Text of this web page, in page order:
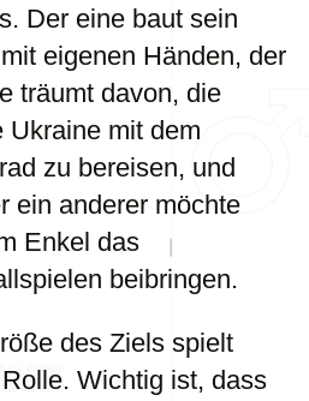
Der eine baut sein
eigenen Händen, der
träumt davon, die
Ukraine mit dem
zu bereisen, und
ein anderer möchte
Enkel das
beibringen.
des Ziels spielt
Wichtig ist, dass